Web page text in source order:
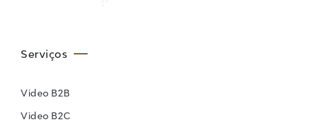
Serviços
Video B2B
Video B2C